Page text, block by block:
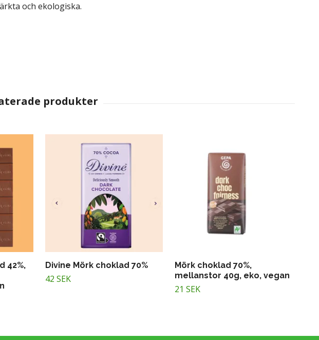
och ekologiska.
42%,
Divine Mörk choklad 70%
42 SEK
Mörk choklad 70%,
mellanstor 40g, eko, vegan
21 SEK